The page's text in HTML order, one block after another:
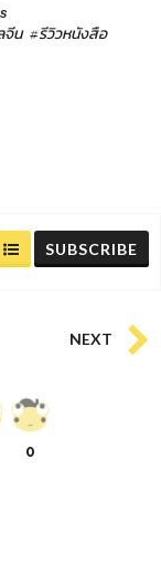
จีน #รีวิวหนังสือ
SUBSCRIBE
NEXT
0